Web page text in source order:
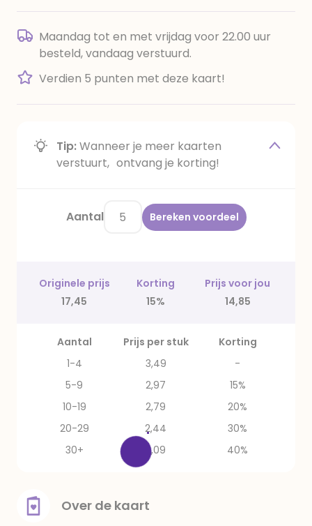
Maandag tot en met vrijdag voor 22.00 uur
besteld, vandaag verstuurd.
Verdien 5 punten met deze kaart!
Tip:Wanneer je meer kaarten
verstuurt, ontvang je korting!
Aantal Bereken voordeel
Originele prijs Korting
Prijs voor jou
17,45
15% 14,85
Aantal Prijs per stuk
Korting
1-4
3,49
-
5-9
2,97
15%
10-19
2,79
20%
20-29
2,44
30%
30+
2,09 40%
Over de kaart